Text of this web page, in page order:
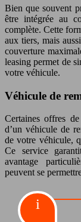
Bien que souvent
être intégrée au
complète. Cette
aux tiers, mais
couverture
leasing permet de
votre véhicule.
Véhicule de
Certaines offres
d’un véhicule de
de votre véhicule,
Ce service
avantage
peuvent se